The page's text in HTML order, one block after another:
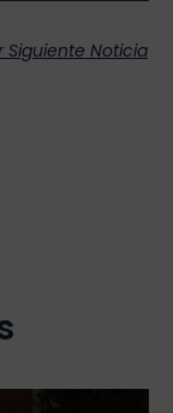
Siguiente Noticia